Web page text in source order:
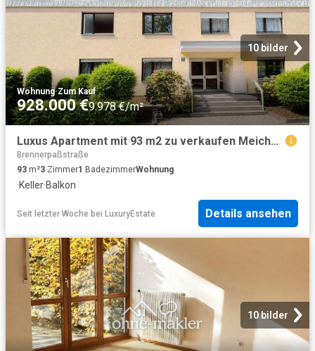
10 bilder
Wohnung·Zum Kauf
928.000 €9.978 €/m²
Luxus Apartment mit 93 m2 zu verkaufen Meichelbeckstraße, 18, München, Upper Bavaria, Bayern
Brennerpaßstraße
93 m²3 Zimmer1 BadezimmerWohnung
·Keller·Balkon
Seit letzter Woche bei LuxuryEstate Details ansehen
10 bilder